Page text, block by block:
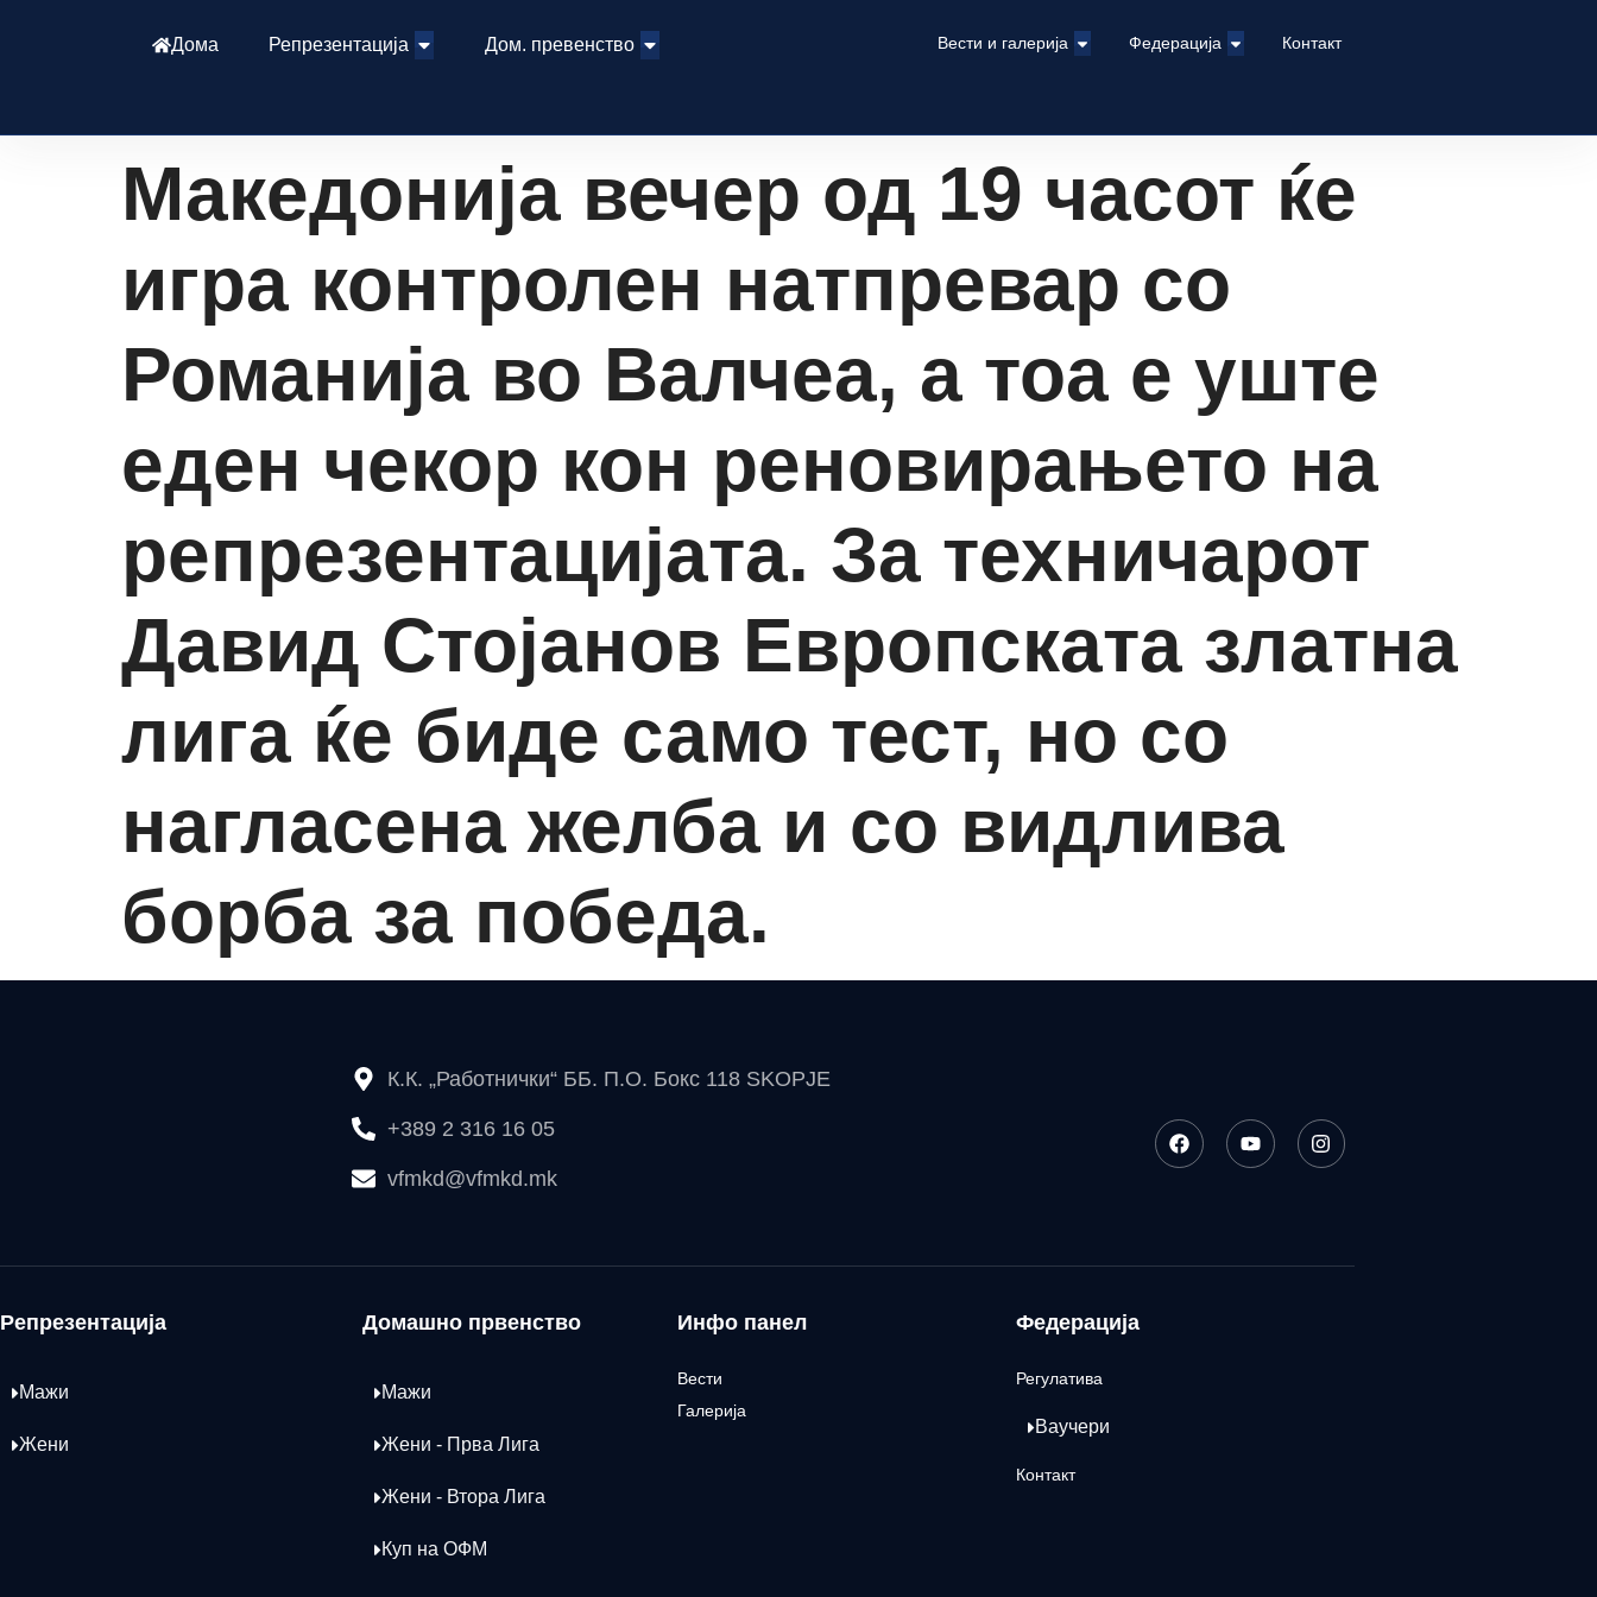
Дома Репрезентација Дом. превенство Вести и галерија Федерација Контакт
Македонија вечер од 19 часот ќе
игра контролен натпревар со
Романија во Валчеа, а тоа е уште
еден чекор кон реновирањето на
репрезентацијата. За техничарот
Давид Стојанов Европската златна
лига ќе биде само тест, но со
нагласена желба и со видлива
борба за победа.
К.К. „Работнички“ ББ. П.О. Бокс 118 SKOPJE
+389 2 316 16 05
vfmkd@vfmkd.mk
Репрезентација
Мажи
Жени
Домашно првенство
Мажи
Жени - Прва Лига
Жени - Втора Лига
Куп на ОФМ
Инфо панел
Вести
Галерија
Федерација
Регулатива
Ваучери
Контакт